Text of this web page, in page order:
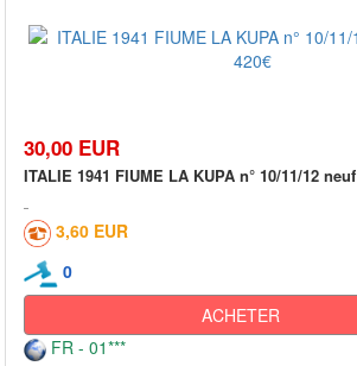
30,00 EUR
ITALIE 1941 FIUME LA KUPA n° 10/11/12 neuf
3,60 EUR
0
ACHETER
FR - 01***